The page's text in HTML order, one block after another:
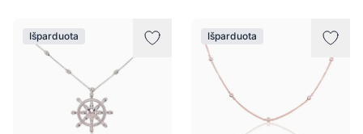
Išparduota Išparduota